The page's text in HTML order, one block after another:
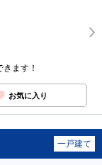
ます！
お気に入り
一戸建て